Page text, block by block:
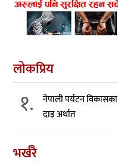
लोकप्रिय
१.
नेपाली पर्यटन विकासका
दाइ अर्थात
भर्खरै